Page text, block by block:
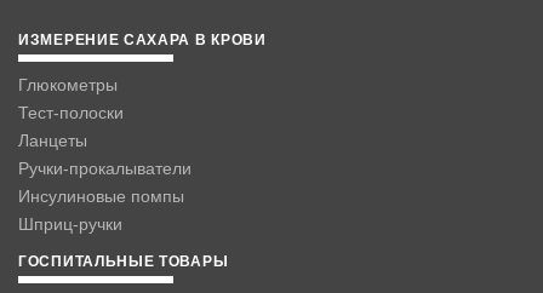
ИЗМЕРЕНИЕ САХАРА В КРОВИ
Глюкометры
Тест-полоски
Ланцеты
Ручки-прокалыватели
Инсулиновые помпы
Шприц-ручки
ГОСПИТАЛЬНЫЕ ТОВАРЫ